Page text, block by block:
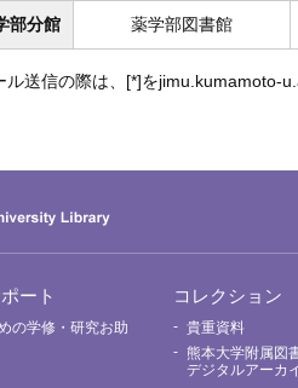
部分館 薬学部図書館
ル送信の際は、[*]をjimu.kumamoto-
ート
の学修・研究お助
コレクション
貴重資料
熊本大学附属図
デジタルアーカ